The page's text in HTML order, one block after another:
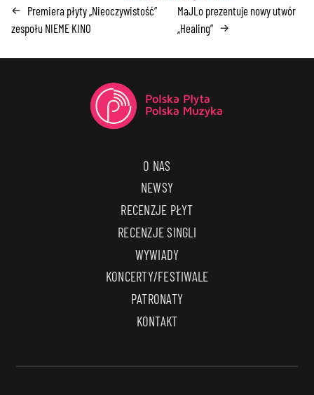
← Premiera płyty „Nieoczywistość”
zespołu NIEME KINO
MaJLo prezentuje nowy utwór
„Healing” →
O NAS
NEWSY
RECENZJE PŁYT
RECENZJE SINGLI
WYWIADY
KONCERTY/FESTIWALE
PATRONATY
KONTAKT